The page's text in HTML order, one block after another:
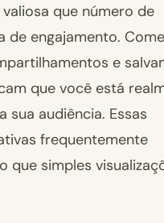
que número de
de engajamento.
e
que você está
sua audiência. Essas
frequentemente
que simples